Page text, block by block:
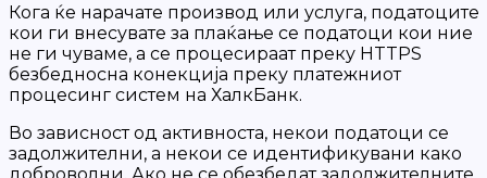
Кога ќе нарачате производ или услуга, податоците
кои ги внесувате за плаќање се податоци кои ние
не ги чуваме, а се процесираат преку HTTPS
безбедносна конекција преку платежниот
процесинг систем на ХалкБанк.
Во зависност од активноста, некои податоци се
задолжителни, а некои се идентификувани како